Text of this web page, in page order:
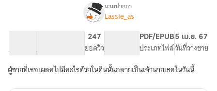
ประธาน
เรื่อง
ท่าน
ประธาน
นามปากกา
Lassie_as
จำนวนคำ จำนวนหน้า (A5)
247
ยอดวิวระดับเนื้อหา
PDF/EPUB
ประเภทไฟล์
5 เม.ย. 67
วันที่วางขาย
ผู้ชายที่เธอเผลอไปมีอะไรด้วยในคืนนั้นกลายเป็นเจ้านายเธอในวันนี้